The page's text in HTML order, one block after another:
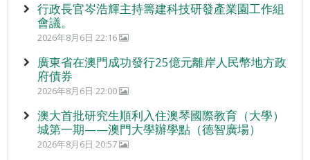
行政長官岑浩輝主持籌建科技研發產業園工作組
會議。
2026年8月6日 22:16
廣東省在澳門成功發行25億元離岸人民幣地方政
府債券
2026年8月6日 22:00
澳大首批研究生順利入住澳琴國際教育（大學）
城第一期——澳門大學辦學點（德智廣場）
2026年8月6日 20:57